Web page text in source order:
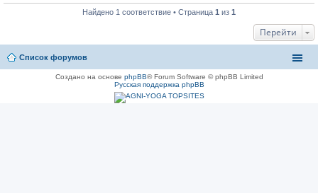
Найдено 1 соответствие • Страница 1 из 1
Перейти
Список форумов
Создано на основе phpBB® Forum Software © phpBB Limited
Русская поддержка phpBB